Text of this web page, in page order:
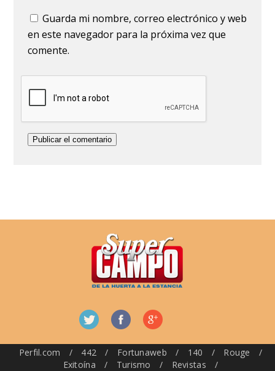
Guarda mi nombre, correo electrónico y web
en este navegador para la próxima vez que
comente.
Perfil.com / 442 / Fortunaweb / 140 / Rouge
/
Exitoína
/ Turismo / Revistas /